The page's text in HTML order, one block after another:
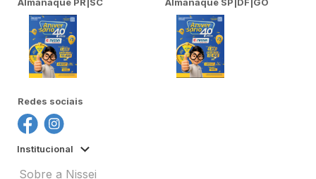
Redes sociais
Institucional
Sobre a Nissei